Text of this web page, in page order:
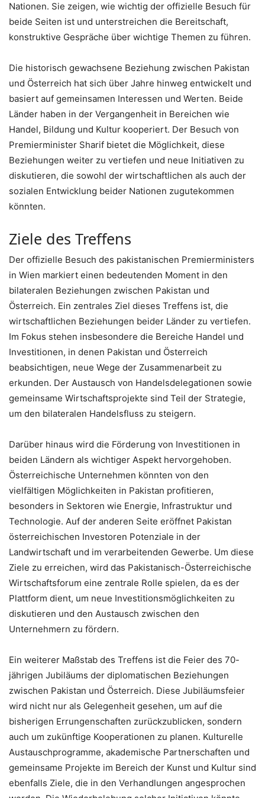
Nationen. Sie zeigen, wie wichtig der offizielle Besuch für
beide Seiten ist und unterstreichen die Bereitschaft,
konstruktive Gespräche über wichtige Themen zu führen.
Die historisch gewachsene Beziehung zwischen Pakistan
und Österreich hat sich über Jahre hinweg entwickelt und
basiert auf gemeinsamen Interessen und Werten. Beide
Länder haben in der Vergangenheit in Bereichen wie
Handel, Bildung und Kultur kooperiert. Der Besuch von
Premierminister Sharif bietet die Möglichkeit, diese
Beziehungen weiter zu vertiefen und neue Initiativen zu
diskutieren, die sowohl der wirtschaftlichen als auch der
sozialen Entwicklung beider Nationen zugutekommen
könnten.
Ziele des Treffens
Der offizielle Besuch des pakistanischen Premierministers
in Wien markiert einen bedeutenden Moment in den
bilateralen Beziehungen zwischen Pakistan und
Österreich. Ein zentrales Ziel dieses Treffens ist, die
wirtschaftlichen Beziehungen beider Länder zu vertiefen.
Im Fokus stehen insbesondere die Bereiche Handel und
Investitionen, in denen Pakistan und Österreich
beabsichtigen, neue Wege der Zusammenarbeit zu
erkunden. Der Austausch von Handelsdelegationen sowie
gemeinsame Wirtschaftsprojekte sind Teil der Strategie,
um den bilateralen Handelsfluss zu steigern.
Darüber hinaus wird die Förderung von Investitionen in
beiden Ländern als wichtiger Aspekt hervorgehoben.
Österreichische Unternehmen könnten von den
vielfältigen Möglichkeiten in Pakistan profitieren,
besonders in Sektoren wie Energie, Infrastruktur und
Technologie. Auf der anderen Seite eröffnet Pakistan
österreichischen Investoren Potenziale in der
Landwirtschaft und im verarbeitenden Gewerbe. Um diese
Ziele zu erreichen, wird das Pakistanisch-Österreichische
Wirtschaftsforum eine zentrale Rolle spielen, da es der
Plattform dient, um neue Investitionsmöglichkeiten zu
diskutieren und den Austausch zwischen den
Unternehmern zu fördern.
Ein weiterer Maßstab des Treffens ist die Feier des 70-
jährigen Jubiläums der diplomatischen Beziehungen
zwischen Pakistan und Österreich. Diese Jubiläumsfeier
wird nicht nur als Gelegenheit gesehen, um auf die
bisherigen Errungenschaften zurückzublicken, sondern
auch um zukünftige Kooperationen zu planen. Kulturelle
Austauschprogramme, akademische Partnerschaften und
gemeinsame Projekte im Bereich der Kunst und Kultur sind
ebenfalls Ziele, die in den Verhandlungen angesprochen